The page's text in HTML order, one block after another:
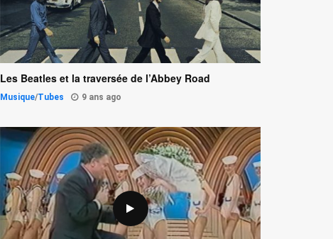
Les Beatles et la traversée de l’Abbey Road
Musique/Tubes 9 ans ago